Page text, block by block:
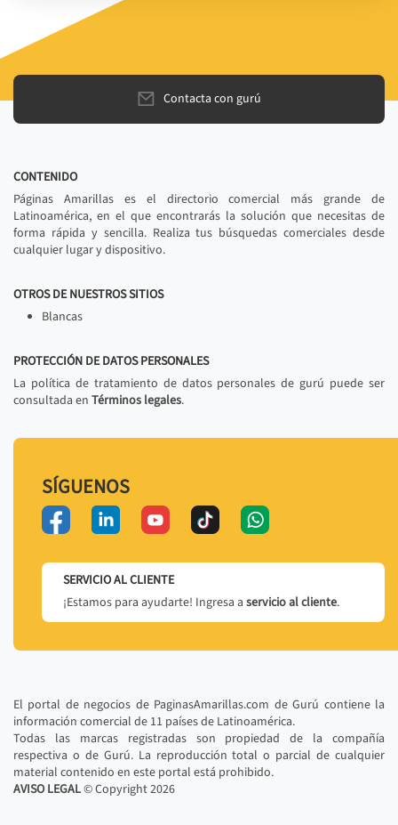
Contacta con gurú
CONTENIDO
Páginas Amarillas es el directorio comercial más grande de
Latinoamérica, en el que encontrarás la solución que necesitas de
forma rápida y sencilla. Realiza tus búsquedas comerciales desde
cualquier lugar y dispositivo.
OTROS DE NUESTROS SITIOS
Blancas
PROTECCIÓN DE DATOS PERSONALES
La política de tratamiento de datos personales de gurú puede ser
consultada en Términos legales.
SÍGUENOS
SERVICIO AL CLIENTE
¡Estamos para ayudarte! Ingresa a servicio al cliente.
El portal de negocios de PaginasAmarillas.com de Gurú contiene la
información comercial de 11 países de Latinoamérica.
Todas las marcas registradas son propiedad de la compañía
respectiva o de Gurú. La reproducción total o parcial de cualquier
material contenido en este portal está prohibido.
AVISO LEGAL© Copyright2026